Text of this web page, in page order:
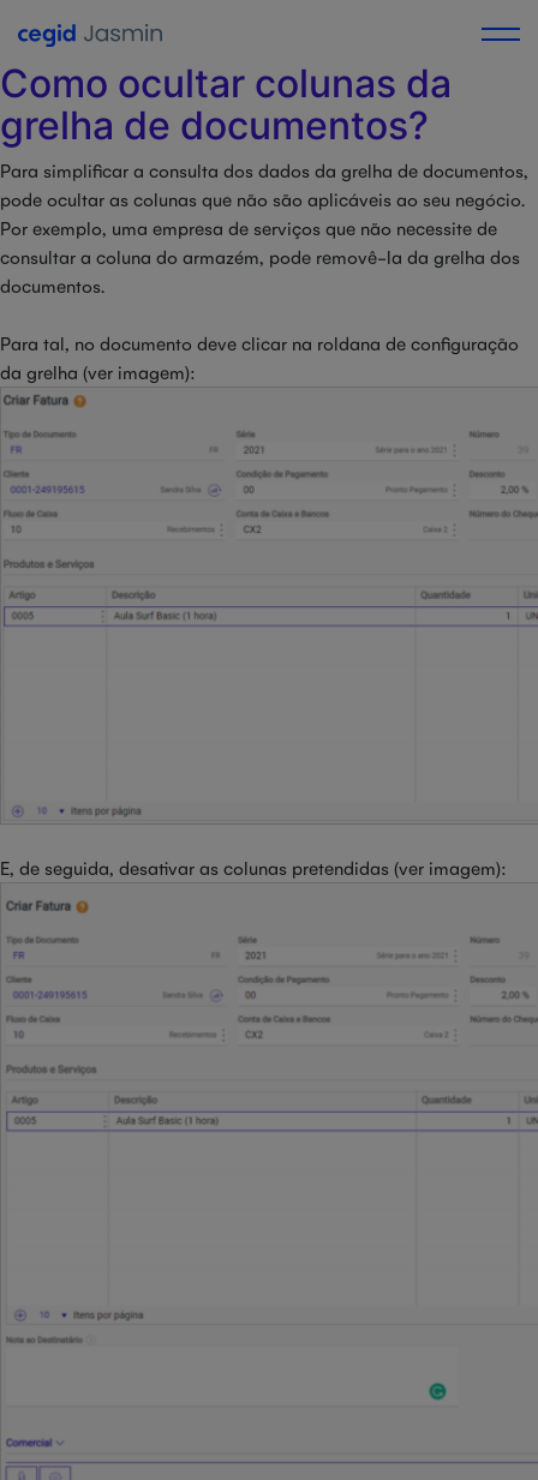
Categoria (faqs): Geral
Como ocultar colunas da
grelha de documentos?
Para simplificar a consulta dos dados da grelha de documentos,
pode ocultar as colunas que não são aplicáveis ao seu negócio.
Por exemplo, uma empresa de serviços que não necessite de
consultar a coluna do armazém, pode removê-la da grelha dos
documentos.
Para tal, no documento deve clicar na roldana de configuração
da grelha (ver imagem):
E, de seguida, desativar as colunas pretendidas (ver imagem):